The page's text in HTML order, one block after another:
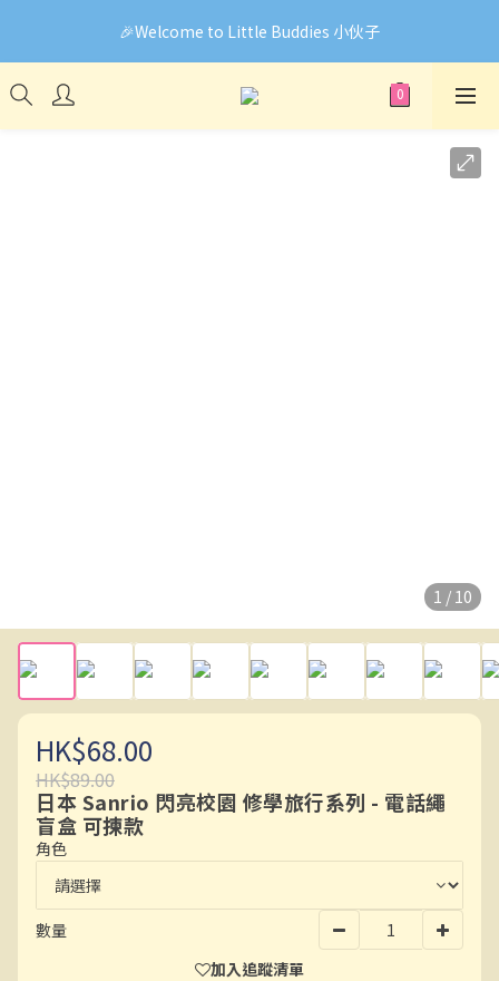
🎉Welcome to Little Buddies 小伙子
🎉Welcome to Little Buddies 小伙子
網頁系統升級中，部份貨品價錢未能正確顯示🙏下單前可先
Facebook Messenger與我們聯絡❤️
1 / 10
HK$68.00
HK$89.00
日本 Sanrio 閃亮校園 修學旅行系列 - 電話繩
盲盒 可揀款
角色
數量
加入追蹤清單